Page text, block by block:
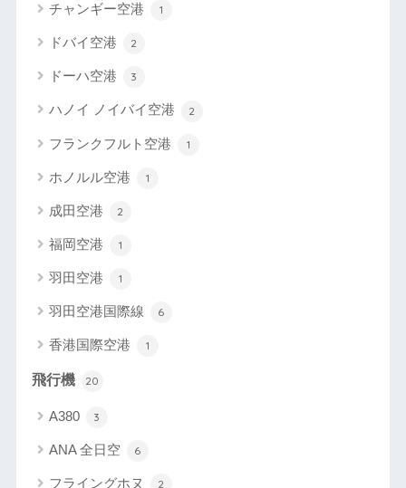
チャンギー空港 1
ドバイ空港 2
ドーハ空港 3
ハノイ ノイバイ空港 2
フランクフルト空港 1
ホノルル空港 1
成田空港 2
福岡空港 1
羽田空港 1
羽田空港国際線 6
香港国際空港 1
飛行機 20
A380 3
ANA 全日空 6
フライングホヌ 2